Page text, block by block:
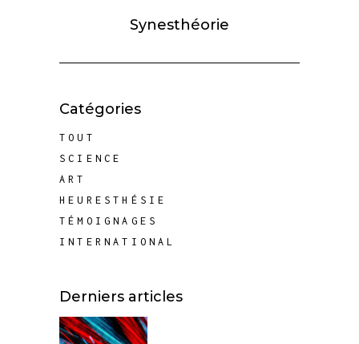
Synesthéorie
Catégories
TOUT
SCIENCE
ART
HEURESTHÉSIE
TÉMOIGNAGES
INTERNATIONAL
Derniers articles